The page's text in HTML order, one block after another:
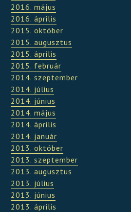
2016. május
2016. április
2015. október
2015. augusztus
2015. április
2015. február
2014. szeptember
2014. július
2014. június
2014. május
2014. április
2014. január
2013. október
2013. szeptember
2013. augusztus
2013. július
2013. június
2013. április